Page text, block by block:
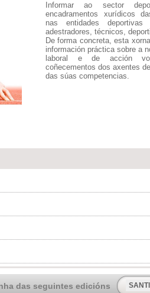
Informar ao sector
encadramentos xurídicos
nas entidades
adestradores, técnicos,
De forma concreta, esta
información práctica sobre a
laboral e de acción
coñecementos dos axentes
das súas competencias.
das seguintes edicións